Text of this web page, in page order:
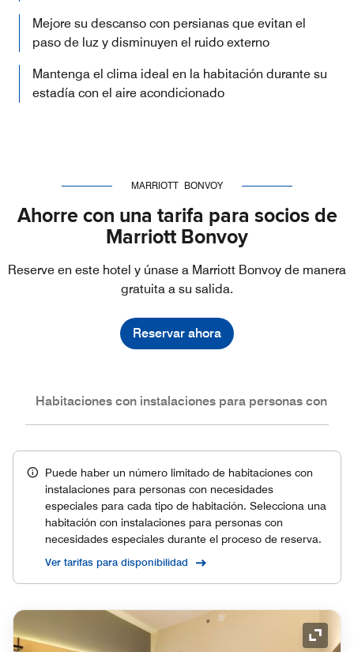
Mejore su descanso con persianas que evitan el
paso de luz y disminuyen el ruido externo
Mantenga el clima ideal en la habitación durante su
estadía con el aire acondicionado
MARRIOTT BONVOY
Ahorre con una tarifa para socios de
Marriott Bonvoy
Reserve en este hotel y únase a Marriott Bonvoy de manera
gratuita a su salida.
Reservar ahora
Habitaciones con instalaciones para personas con
Puede haber un número limitado de habitaciones con
instalaciones para personas con necesidades
especiales para cada tipo de habitación. Selecciona una
habitación con instalaciones para personas con
necesidades especiales durante el proceso de reserva.
Ver tarifas para disponibilidad
Icono